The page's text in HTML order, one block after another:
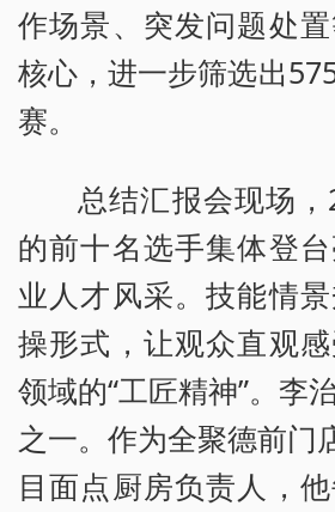
作场景、突发问题处
核心，进一步筛选出
赛。
总结汇报会现场
的前十名选手集体登
业人才风采。技能情
操形式，让观众直观
领域的“工匠精神”。李
之一。作为全聚德前门
目面点厨房负责人，